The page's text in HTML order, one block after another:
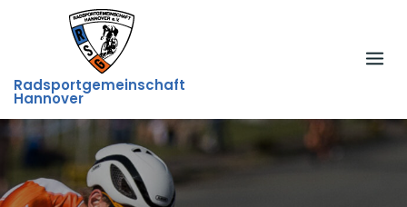
Radsportgemeinschaft
Hannover